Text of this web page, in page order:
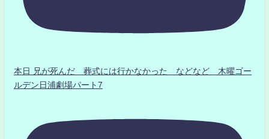
本日 兄が死んだ 葬式には行かなかった などなど 木曜ゴー
ルデン日浦劇場パート7